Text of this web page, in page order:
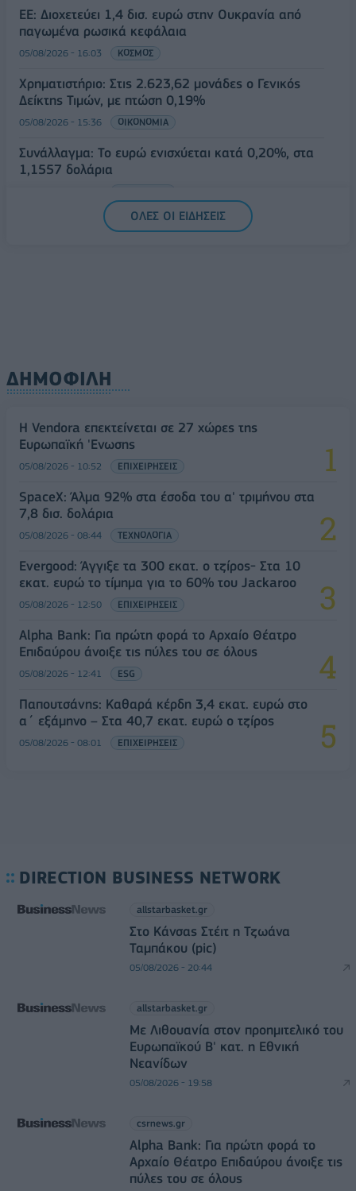
ΕΕ: Διοχετεύει 1,4 δισ. ευρώ στην Ουκρανία από
παγωμένα ρωσικά κεφάλαια
05/08/2026 - 16:03 ΚΟΣΜΟΣ
Χρηματιστήριο: Στις 2.623,62 μονάδες ο Γενικός
Δείκτης Τιμών, με πτώση 0,19%
05/08/2026 - 15:36 ΟΙΚΟΝΟΜΙΑ
Συνάλλαγμα: Το ευρώ ενισχύεται κατά 0,20%, στα
1,1557 δολάρια
ΟΛΕΣ ΟΙ ΕΙΔΗΣΕΙΣ
ΔΗΜΟΦΙΛΗ
Η Vendora επεκτείνεται σε 27 χώρες της
Ευρωπαϊκή 'Ενωσης
05/08/2026 - 10:52 ΕΠΙΧΕΙΡΗΣΕΙΣ
SpaceX: Άλμα 92% στα έσοδα του α' τριμήνου στα
7,8 δισ. δολάρια
05/08/2026 - 08:44 ΤΕΧΝΟΛΟΓΙΑ
Evergood: Άγγιξε τα 300 εκατ. ο τζίρος- Στα 10
εκατ. ευρώ το τίμημα για το 60% του Jackaroo
05/08/2026 - 12:50 ΕΠΙΧΕΙΡΗΣΕΙΣ
Alpha Bank: Για πρώτη φορά το Αρχαίο Θέατρο
Επιδαύρου άνοιξε τις πύλες του σε όλους
05/08/2026 - 12:41 ESG
Παπουτσάνης: Καθαρά κέρδη 3,4 εκατ. ευρώ στο
α΄ εξάμηνο – Στα 40,7 εκατ. ευρώ ο τζίρος
05/08/2026 - 08:01 ΕΠΙΧΕΙΡΗΣΕΙΣ
DIRECTION BUSINESS NETWORK
allstarbasket.gr
Στο Κάνσας Στέιτ η Τζωάνα
Ταμπάκου (pic)
05/08/2026 - 20:44
allstarbasket.gr
Με Λιθουανία στον προημιτελικό του
Ευρωπαϊκού Β' κατ. η Εθνική
Νεανίδων
05/08/2026 - 19:58
csrnews.gr
Alpha Bank: Για πρώτη φορά το
Αρχαίο Θέατρο Επιδαύρου άνοιξε τις
πύλες του σε όλους